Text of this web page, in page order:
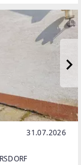
31.07.2026